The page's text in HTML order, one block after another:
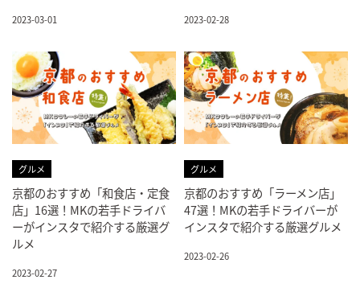
2023-03-01 2023-02-28
グルメ
京都のおすすめ「和食店・定食
店」16選！MKの若手ドライバ
ーがインスタで紹介する厳選グ
ルメ
2023-02-27
グルメ
京都のおすすめ「ラーメン店」
47選！MKの若手ドライバーが
インスタで紹介する厳選グルメ
2023-02-26